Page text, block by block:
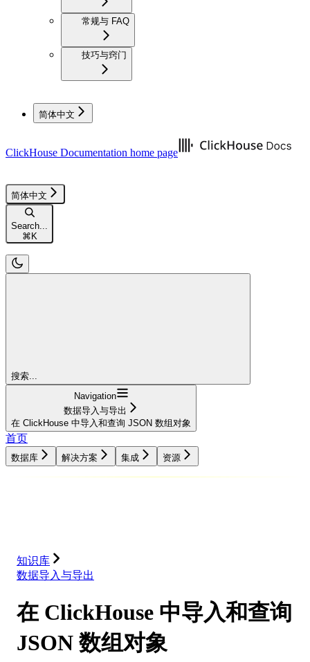
常规与 FAQ
技巧与窍门
简体中文
ClickHouse Documentation home page
简体中文
Search...
⌘ K
搜索...
Navigation
数据导入与导出
在 ClickHouse 中导入和查询 JSON 数组对象
首页
数据库 解决方案 集成 资源
知识库
数据导入与导出
在 ClickHouse 中导入和查询
JSON 数组对象